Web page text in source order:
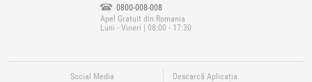
0800-008-008
Apel Gratuit din Romania
Luni - Vineri | 08:00 - 17:30
Social Media Descarcă Aplicația